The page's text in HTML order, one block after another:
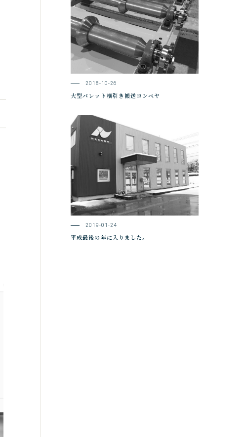
2018-10-26
大型パレット横引き搬送コンベヤ
2019-01-24
平成最後の年に入りました。